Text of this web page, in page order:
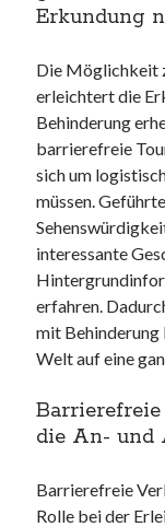
Erkundung
Die Möglichkeit
erleichtert die
Behinderung
barrierefreie
sich um
müssen.
interessante
erfahren.
mit Behinderung
Welt auf eine
die An- und
Barrierefreie
Rolle bei der